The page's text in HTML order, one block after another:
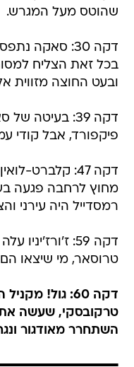
שהוטס מעל המגרש.
דקה 30: סאקה
בכל זאת הצליח
ובעט החוצה מזווית
דקה 39: בעיטה
פיקפורד, אבל קודי
דקה 47: קלברט-
מחוץ לרחבה פגעה
רמסדייל היה עירני
דקה 59:
טרוסאר, מי שיצאו הם
דקה 60: גול!
טרקובסקי, שעשה את
השתחרר מאודגור ונגח פנימה. 0:1